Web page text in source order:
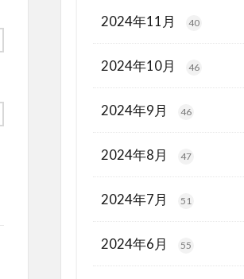
2024年11月 40
2024年10月 46
2024年9月 46
2024年8月 47
2024年7月 51
2024年6月 55